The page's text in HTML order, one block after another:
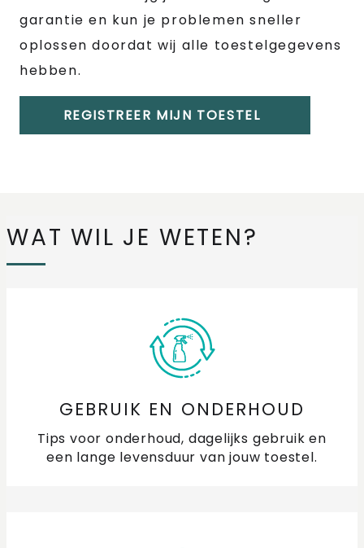
garantie en kun je problemen sneller
oplossen doordat wij alle toestelgegevens
hebben.
REGISTREER MIJN TOESTEL
WAT WIL JE WETEN?
GEBRUIK EN ONDERHOUD
Tips voor onderhoud, dagelijks gebruik en
een lange levensduur van jouw toestel.